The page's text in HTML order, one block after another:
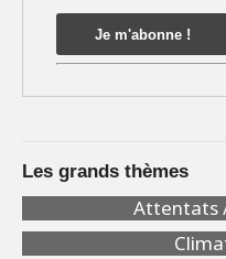
Les grands thèmes
Attentats